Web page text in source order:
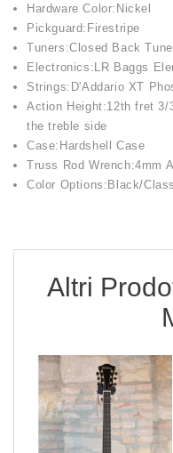
Hardware Color:Nickel
Pickguard:Firestripe
Tuners:Closed Back
Electronics:LR Baggs
Strings:D'Addario XT
Action Height:12th fret
the treble side
Case:Hardshell Case
Truss Rod Wrench:4mm
Color Options:Black/
Altri